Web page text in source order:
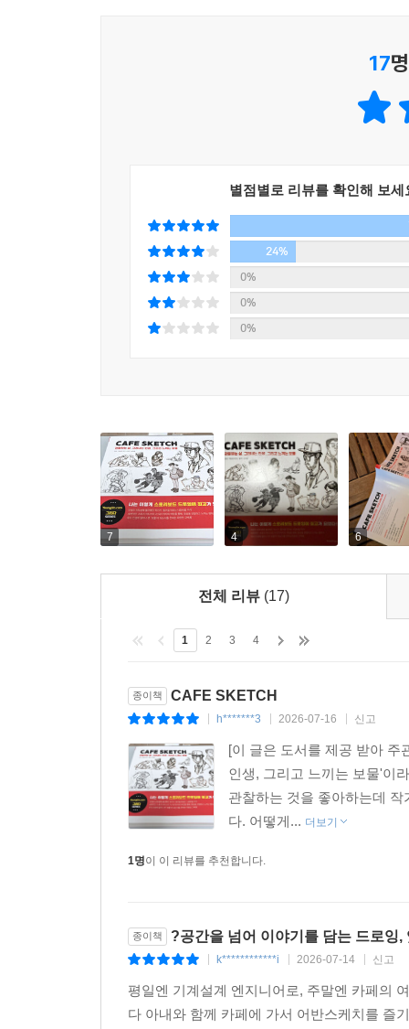
17
별점별로 리뷰를 확인해 보세
24%
0%
0%
0%
7 4 6
전체 리뷰 (17)
1 2 3 4
종이책 CAFE SKETCH
h*******3 2026-07-16 신고
[이 글은 도서를 제공 받아 주
인생, 그리고 느끼는 보물'이
관찰하는 것을 좋아하는데
다. 어떻게... 더보기
1명이 이 리뷰를 추천합니다.
종이책 ?공간을 넘어 이야기를 담는 드로잉
k************i 2026-07-14 신고
평일엔 기계설계 엔지니어로, 주말엔 카페의
다 아내와 함께 카페에 가서 어반스케치를 즐